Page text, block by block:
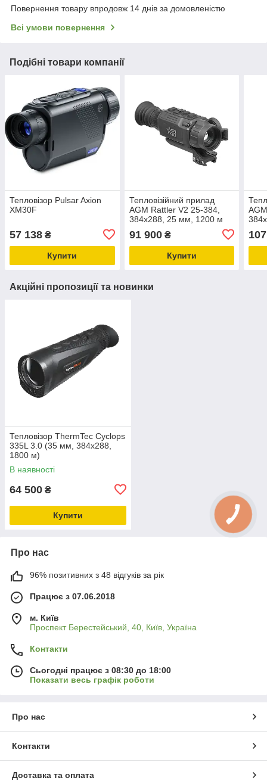
Повернення товару впродовж 14 днів за домовленістю
Всі умови повернення
Подібні товари компанії
Тепловізор Pulsar Axion
XM30F
57 138 ₴
Купити
Тепловізійний прилад
AGM Rattler V2 25-384,
384х288, 25 мм, 1200 м
91 900₴
Купити
Акційні пропозиції та новинки
Тепловізор ThermTec Cyclops
335L 3.0 (35 мм, 384x288,
1800 м)
В наявності
64 500 ₴
Купити
Про нас
96% позитивних з 48 відгуків за рік
Працює з 07.06.2018
м. Київ
Проспект Берестейський, 40, Київ, Україна
Контакти
Сьогодні працює з 08:30 до 18:00
Показати весь графік роботи
Про нас
Контакти
Доставка та оплата